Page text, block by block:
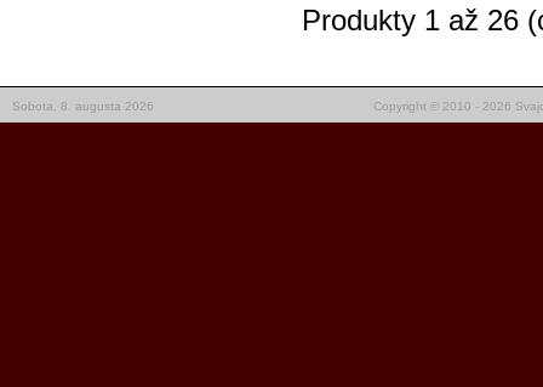
Produkty 1 až 26
Sobota, 8. augusta 2026 Copyright © 2010 - 2026